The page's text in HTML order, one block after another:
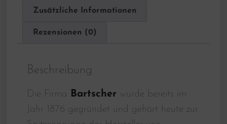
Zusätzliche Informationen
Rezensionen (0)
Beschreibung
Die Firma Bartscher wurde bereits im
Jahr 1876 gegründet und gehört heute zur